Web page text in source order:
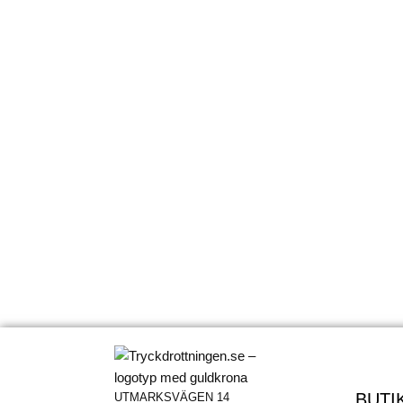
UTMARKSVÄGEN 14